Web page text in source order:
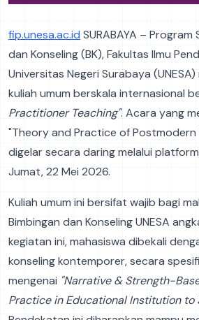
fip.unesa.ac.id SURABAYA – Program
dan Konseling (BK), Fakultas Ilmu
Universitas Negeri Surabaya
kuliah umum berskala internasional
Practitioner Teaching". Acara yang
"Theory and Practice of Postmodern
digelar secara daring melalui
Jumat, 22 Mei 2026.
Kuliah umum ini bersifat wajib bagi
Bimbingan dan Konseling UNESA
kegiatan ini, mahasiswa dibekali
konseling kontemporer, secara
mengenai "Narrative & Strength-
Practice in Educational Institution to